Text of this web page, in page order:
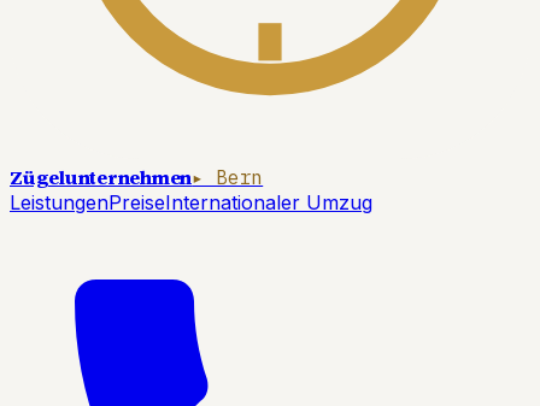
Zügelunternehmen▸ Bern
LeistungenPreiseInternationaler Umzug